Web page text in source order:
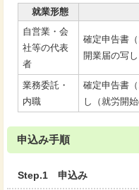
就業形態
自営業・会
社等の代表
者
確定申告書
開業届の写
業務委託・
内職
確定申告書
し（就労開
申込み手順
Step.1 申込み